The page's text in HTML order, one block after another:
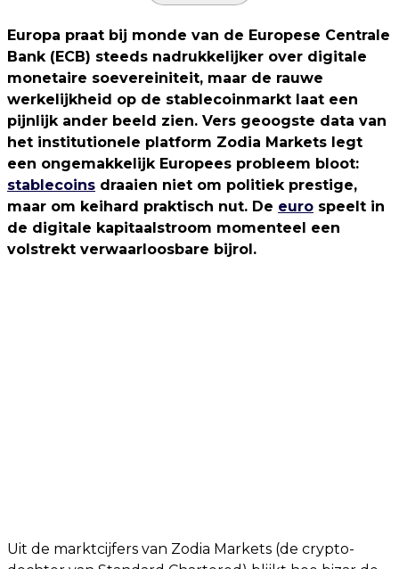
Europa praat bij monde van de Europese Centrale
Bank (ECB) steeds nadrukkelijker over digitale
monetaire soevereiniteit, maar de rauwe
werkelijkheid op de stablecoinmarkt laat een
pijnlijk ander beeld zien. Vers geoogste data van
het institutionele platform Zodia Markets legt
een ongemakkelijk Europees probleem bloot:
stablecoins draaien niet om politiek prestige,
maar om keihard praktisch nut. De euro speelt in
de digitale kapitaalstroom momenteel een
volstrekt verwaarloosbare bijrol.
Uit de marktcijfers van Zodia Markets (de crypto-